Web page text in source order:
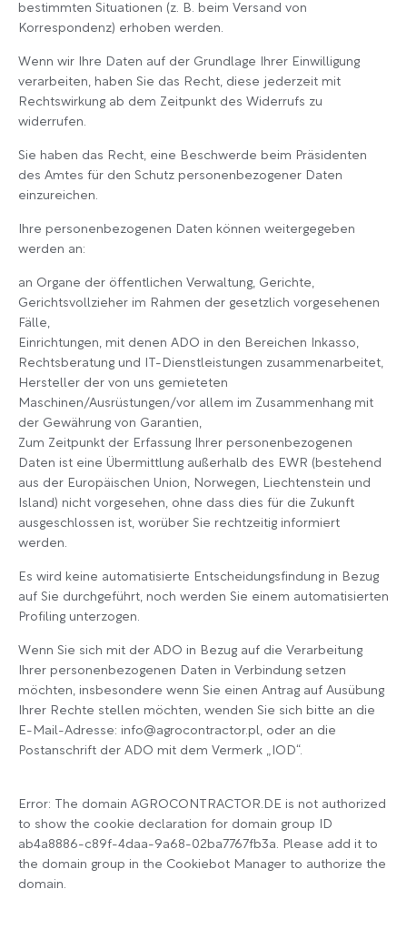
bestimmten Situationen (z. B. beim Versand von
Korrespondenz) erhoben werden.
Wenn wir Ihre Daten auf der Grundlage Ihrer Einwilligung
verarbeiten, haben Sie das Recht, diese jederzeit mit
Rechtswirkung ab dem Zeitpunkt des Widerrufs zu
widerrufen.
Sie haben das Recht, eine Beschwerde beim Präsidenten
des Amtes für den Schutz personenbezogener Daten
einzureichen.
Ihre personenbezogenen Daten können weitergegeben
werden an:
an Organe der öffentlichen Verwaltung, Gerichte,
Gerichtsvollzieher im Rahmen der gesetzlich vorgesehenen
Fälle,
Einrichtungen, mit denen ADO in den Bereichen Inkasso,
Rechtsberatung und IT-Dienstleistungen zusammenarbeitet,
Hersteller der von uns gemieteten
Maschinen/Ausrüstungen/vor allem im Zusammenhang mit
der Gewährung von Garantien,
Zum Zeitpunkt der Erfassung Ihrer personenbezogenen
Daten ist eine Übermittlung außerhalb des EWR (bestehend
aus der Europäischen Union, Norwegen, Liechtenstein und
Island) nicht vorgesehen, ohne dass dies für die Zukunft
ausgeschlossen ist, worüber Sie rechtzeitig informiert
werden.
Es wird keine automatisierte Entscheidungsfindung in Bezug
auf Sie durchgeführt, noch werden Sie einem automatisierten
Profiling unterzogen.
Wenn Sie sich mit der ADO in Bezug auf die Verarbeitung
Ihrer personenbezogenen Daten in Verbindung setzen
möchten, insbesondere wenn Sie einen Antrag auf Ausübung
Ihrer Rechte stellen möchten, wenden Sie sich bitte an die
E-Mail-Adresse: info@agrocontractor.pl, oder an die
Postanschrift der ADO mit dem Vermerk „IOD“.
Error: The domain AGROCONTRACTOR.DE is not authorized
to show the cookie declaration for domain group ID
ab4a8886-c89f-4daa-9a68-02ba7767fb3a. Please add it to
the domain group in the Cookiebot Manager to authorize the
domain.